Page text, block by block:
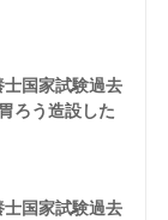
士国家試験過去
ろう造設した
士国家試験過去